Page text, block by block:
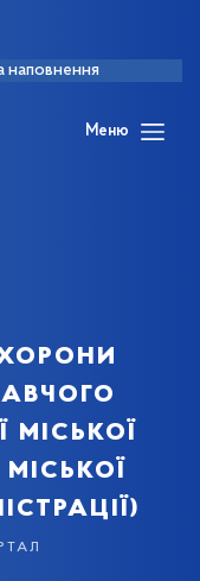
наповнення
Меню
міської